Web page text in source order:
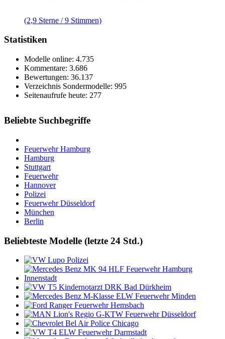
(2,9 Sterne / 9 Stimmen)
Statistiken
Modelle online: 4.735
Kommentare: 3.686
Bewertungen: 36.137
Verzeichnis Sondermodelle: 995
Seitenaufrufe heute: 277
Beliebte Suchbegriffe
Feuerwehr Hamburg
Hamburg
Stuttgart
Feuerwehr
Hannover
Polizei
Feuerwehr Düsseldorf
München
Berlin
Beliebteste Modelle (letzte 24 Std.)